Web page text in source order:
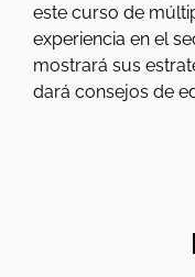
este curso de
experiencia en el
mostrará sus
dará consejos de